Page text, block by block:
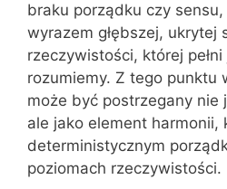
braku porządku czy
wyrazem głębszej, ukrytej
rzeczywistości, której
rozumiemy. Z tego punktu
może być postrzegany nie
ale jako element harmonii,
deterministycznym
poziomach rzeczywistości.